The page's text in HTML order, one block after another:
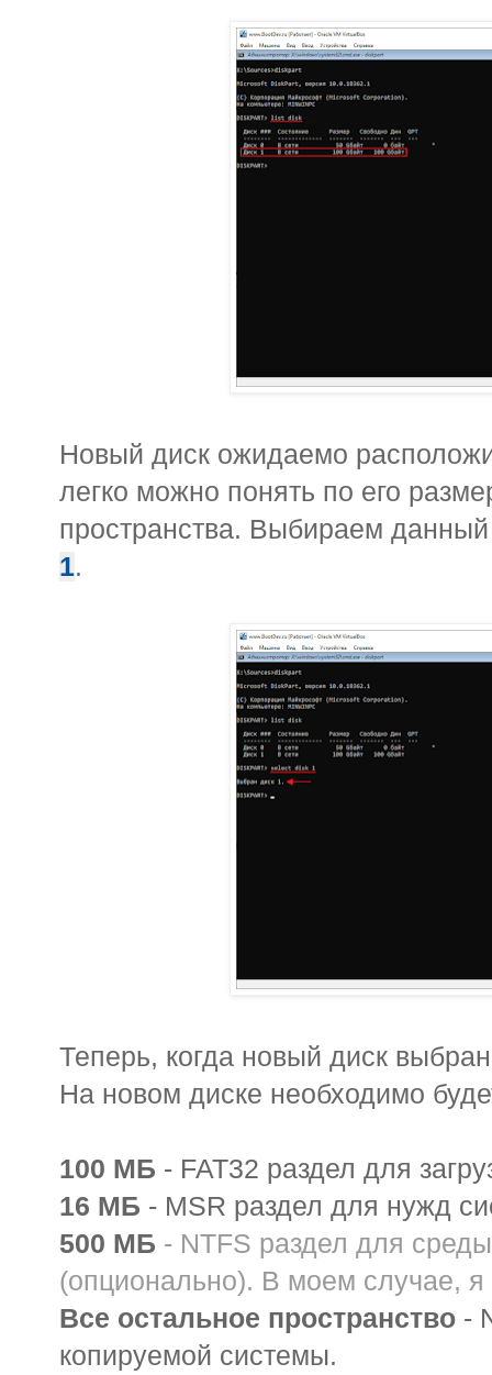
Новый диск ожидаемо
легко можно понять по его
пространства. Выбираем
1.
Теперь, когда новый диск
На новом диске необходимо
100 МБ - FAT32 раздел для
16 МБ - MSR раздел для нужд
500 МБ - NTFS раздел для
(опционально). В моем случае, я
Все остальное пространство -
копируемой системы.